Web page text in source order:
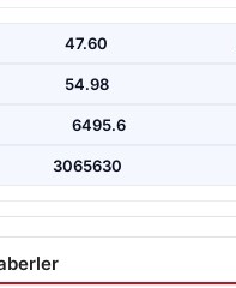
47.60
54.98
6495.6
3065630